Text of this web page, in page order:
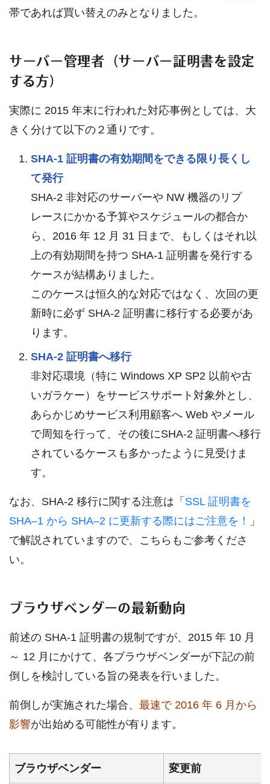
帯であれば買い替えのみとなりました。
サーバー管理者（サーバー証明書を設定
する方）
実際に 2015 年末に行われた対応事例としては、大
きく分けて以下の２通りです。
SHA-1 証明書の有効期間をできる限り長くし
て発行
SHA-2 非対応のサーバーや NW 機器のリプ
レースにかかる予算やスケジュールの都合か
ら、2016 年 12 月 31 日まで、もしくはそれ以
上の有効期間を持つ SHA-1 証明書を発行する
ケースが結構ありました。
このケースは恒久的な対応ではなく、次回の更
新時に必ず SHA-2 証明書に移行する必要があ
ります。
SHA-2 証明書へ移行
非対応環境（特に Windows XP SP2 以前や古
いガラケー）をサービスサポート対象外とし、
あらかじめサービス利用顧客へ Web やメール
で周知を行って、その後にSHA-2 証明書へ移行
されているケースも多かったように見受けま
す。
なお、SHA-2 移行に関する注意は「 SSL 証明書を
SHA–1 から SHA–2 に更新する際にはご注意を！
」
で解説されていますので、こちらもご参考くださ
い。
ブラウザベンダーの最新動向
前述の SHA-1 証明書の規制ですが、2015 年 10 月
～ 12 月にかけて、各ブラウザベンダーが下記の前
倒しを検討している旨の発表を行いました。
前倒しが実施された場合、 最速で 2016 年 6 月から
影響が出始める可能性が有ります。
ブラウザベンダー 変更前